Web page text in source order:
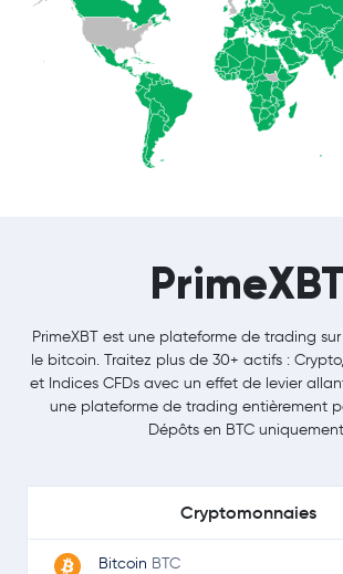
PrimeXBT est une plateforme de trading
le bitcoin. Traitez plus de 30+ actifs :
et Indices CFDs avec un effet de levier
une plateforme de trading entièrement
Dépôts en BTC
Cryptomonnaies
Bitcoin BTC